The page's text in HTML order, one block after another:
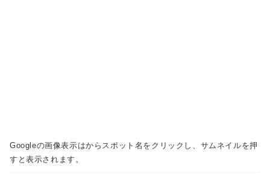
Googleの画像表示はからスポット名をクリックし、サムネイルを押
すと表示されます。